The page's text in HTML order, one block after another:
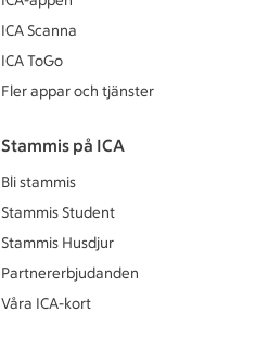
ICA Scanna
ICA ToGo
Fler appar och tjänster
Stammis på ICA
Bli stammis
Stammis Student
Stammis Husdjur
Partnererbjudanden
Våra ICA-kort